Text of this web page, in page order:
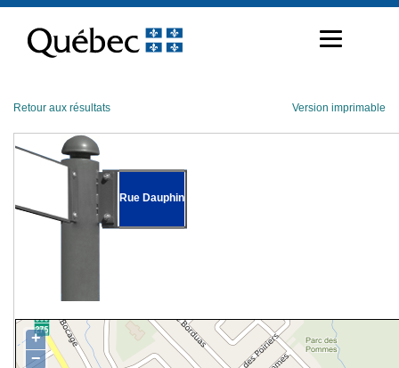
contenu
Retour aux résultats Version imprimable
Rue Dauphin
+
−